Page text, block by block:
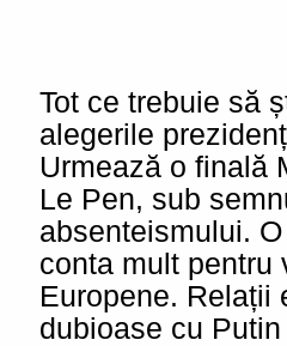
Tot ce trebuie să
alegerile
Urmează o finală
Le Pen, sub
absenteismului.
conta mult pentru
Europene. Relații
dubioase cu